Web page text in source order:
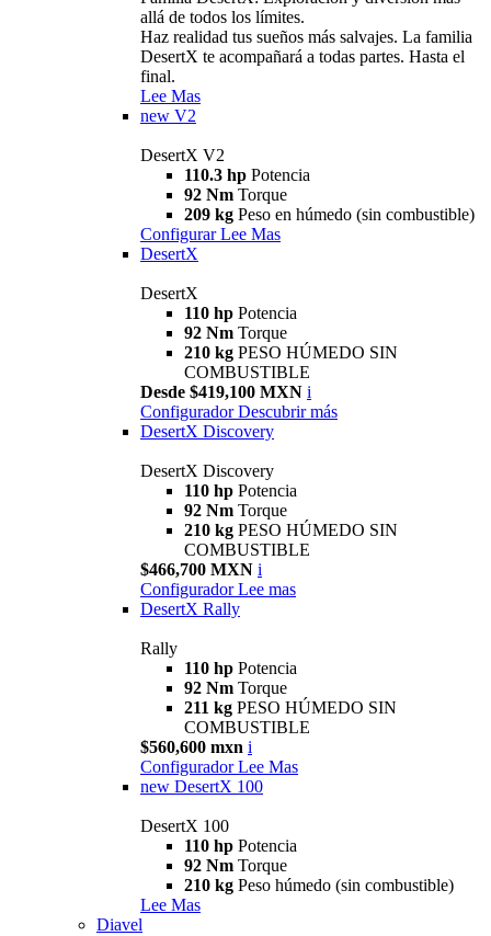
allá de todos los límites.
Haz realidad tus sueños más salvajes. La familia
DesertX te acompañará a todas partes. Hasta el
final.
Lee Mas
new V2
DesertX V2
110.3 hp Potencia
92 Nm Torque
209 kg Peso en húmedo (sin combustible)
Configurar Lee Mas
DesertX
DesertX
110 hp Potencia
92 Nm Torque
210 kg PESO HÚMEDO SIN
COMBUSTIBLE
Desde $419,100 MXN i
Configurador Descubrir más
DesertX Discovery
DesertX Discovery
110 hp Potencia
92 Nm Torque
210 kg PESO HÚMEDO SIN
COMBUSTIBLE
$466,700 MXN i
Configurador Lee mas
DesertX Rally
Rally
110 hp Potencia
92 Nm Torque
211 kg PESO HÚMEDO SIN
COMBUSTIBLE
$560,600 mxn i
Configurador Lee Mas
new DesertX 100
DesertX 100
110 hp Potencia
92 Nm Torque
210 kg Peso húmedo (sin combustible)
Lee Mas
Diavel